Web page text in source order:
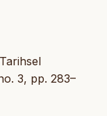
3, pp. 283–